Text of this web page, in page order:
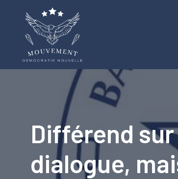
Différend
dialogue,